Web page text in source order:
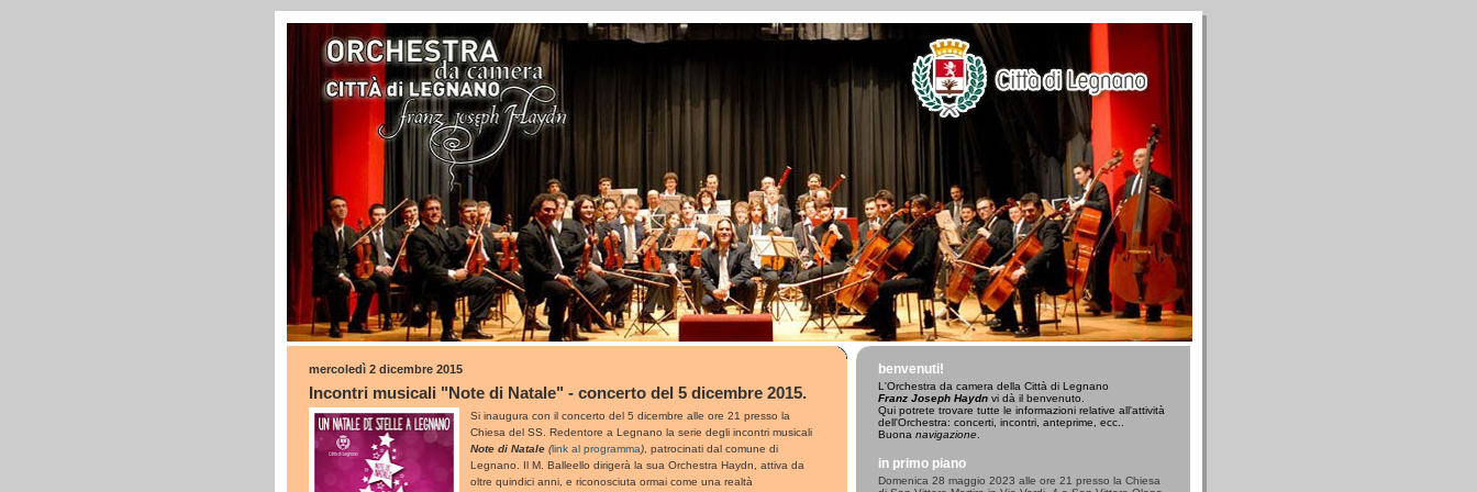
mercoledì 2 dicembre 2015
Incontri musicali "Note di Natale" - concerto del 5 dicembre 2015.
Si inaugura con il concerto del 5 dicembre alle ore 21 presso la
Chiesa del SS. Redentore a Legnano la serie degli incontri musicali
Note di Natale(link al programma), patrocinati dal comune di
Legnano. Il M. Balleello dirigerà la sua Orchestra Haydn, attiva da
oltre quindici anni, e riconosciuta ormai come una realtà
benvenuti!
L'Orchestra da camera della Città di Legnano
Franz Joseph Haydn vi dà il benvenuto.
Qui potrete trovare tutte le informazioni relative all'attività
dell'Orchestra: concerti, incontri, anteprime, ecc..
Buona navigazione
in primo piano
Domenica 28 maggio 2023 alle ore 21 presso la Chiesa